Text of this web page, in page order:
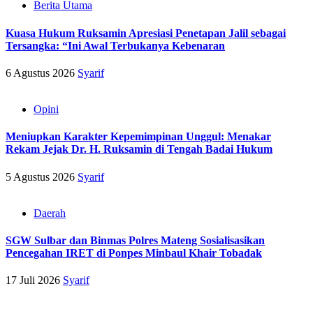
Berita Utama
Kuasa Hukum Ruksamin Apresiasi Penetapan Jalil sebagai
Tersangka: “Ini Awal Terbukanya Kebenaran
6 Agustus 2026 Syarif
Opini
Meniupkan Karakter Kepemimpinan Unggul: Menakar
Rekam Jejak Dr. H. Ruksamin di Tengah Badai Hukum
5 Agustus 2026 Syarif
Daerah
SGW Sulbar dan Binmas Polres Mateng Sosialisasikan
Pencegahan IRET di Ponpes Minbaul Khair Tobadak
17 Juli 2026 Syarif